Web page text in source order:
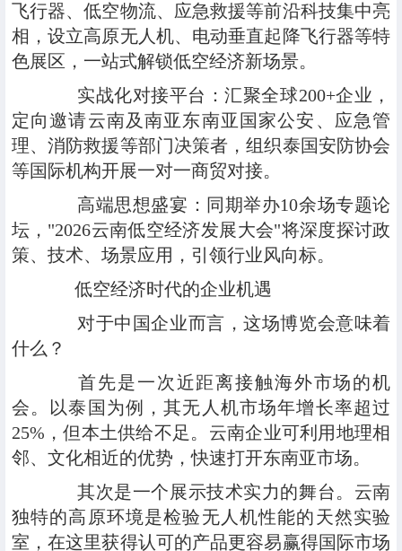
飞行器、低空物流、应急救援等前沿科技集中亮
相，设立高原无人机、电动垂直起降飞行器等特
色展区，一站式解锁低空经济新场景。
实战化对接平台：汇聚全球200+企业，
定向邀请云南及南亚东南亚国家公安、应急管
理、消防救援等部门决策者，组织泰国安防协会
等国际机构开展一对一商贸对接。
高端思想盛宴：同期举办10余场专题论
坛，"2026云南低空经济发展大会"将深度探讨政
策、技术、场景应用，引领行业风向标。
低空经济时代的企业机遇
对于中国企业而言，这场博览会意味着
什么？
首先是一次近距离接触海外市场的机
会。以泰国为例，其无人机市场年增长率超过
25%，但本土供给不足。云南企业可利用地理相
邻、文化相近的优势，快速打开东南亚市场。
其次是一个展示技术实力的舞台。云南
独特的高原环境是检验无人机性能的天然实验
室，在这里获得认可的产品更容易赢得国际市场